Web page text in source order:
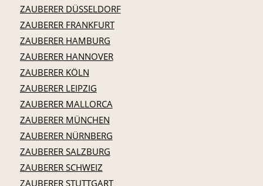
ZAUBERER DÜSSELDORF
ZAUBERER FRANKFURT
ZAUBERER HAMBURG
ZAUBERER HANNOVER
ZAUBERER KÖLN
ZAUBERER LEIPZIG
ZAUBERER MALLORCA
ZAUBERER MÜNCHEN
ZAUBERER NÜRNBERG
ZAUBERER SALZBURG
ZAUBERER SCHWEIZ
ZAUBERER STUTTGART